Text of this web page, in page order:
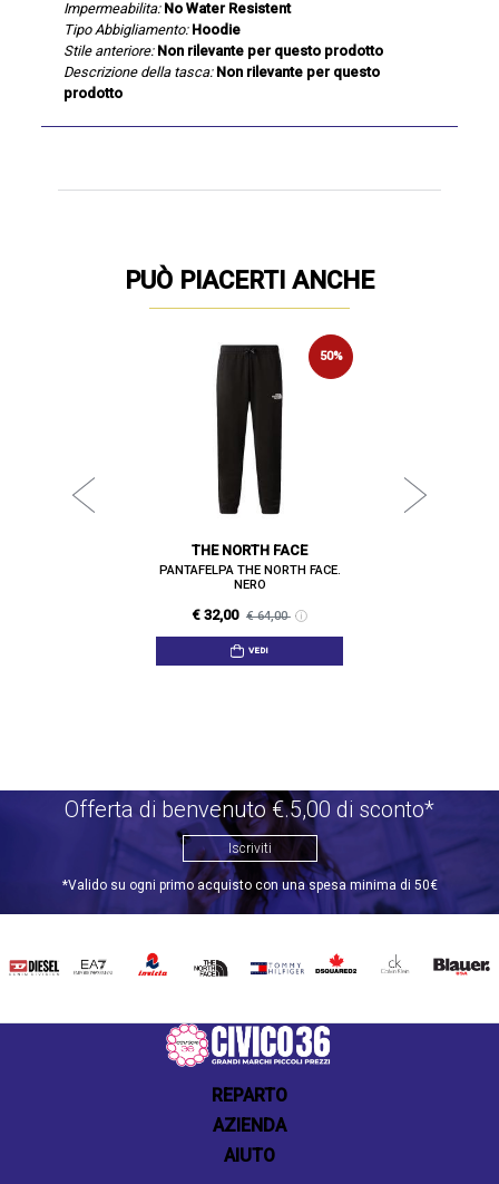
Impermeabilita: No Water Resistent
Tipo Abbigliamento: Hoodie
Stile anteriore: Non rilevante per questo prodotto
Descrizione della tasca: Non rilevante per questo
prodotto
PUÒ PIACERTI ANCHE
50%
THE NORTH FACE
PANTAFELPA THE NORTH FACE.
NERO
€ 32,00 € 64,00
VEDI
Offerta di benvenuto €.5,00 di sconto*
Iscriviti
*Valido su ogni primo acquisto con una spesa minima di 50€
DIESEL EA7 INVICTATHE
TOMMY
DSQUARED2
CALVIN BLAUER
REPARTO
AZIENDA
AIUTO